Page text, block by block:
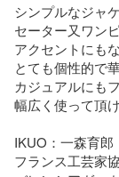
シンプルなジャ
セーター又ワン
アクセントにもな
とても個性的で
カジュアルにも
幅広く使って頂け
IKUO：一森育郎
フランス工芸家